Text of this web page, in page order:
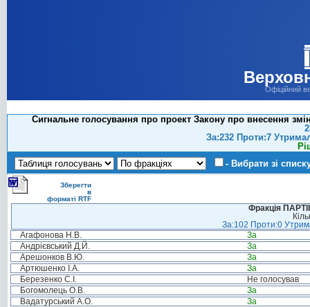
Офіційний
Сигнальне голосування про проект Закону про внесення
За:232 Проти:7
- Вибрати зі
Зберегти
в
форматі RTF
Фракція
За:102 Проти:0
Агафонова Н.В.
За
Андрієвський Д.Й.
За
Арешонков В.Ю.
За
Артюшенко І.А.
За
Березенко С.І.
Не голосував
Богомолець О.В.
За
Вадатурський А.О.
За